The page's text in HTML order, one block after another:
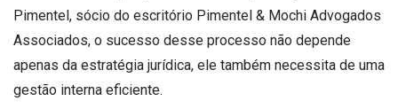
Pimentel, sócio do escritório Pimentel & Mochi Advogados
Associados, o sucesso desse processo não depende
apenas da estratégia jurídica, ele também necessita de uma
gestão interna eficiente.